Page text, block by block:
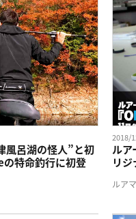
風呂湖の怪人”と初
特命釣行に初登
2018/
ルア
リ
ルア